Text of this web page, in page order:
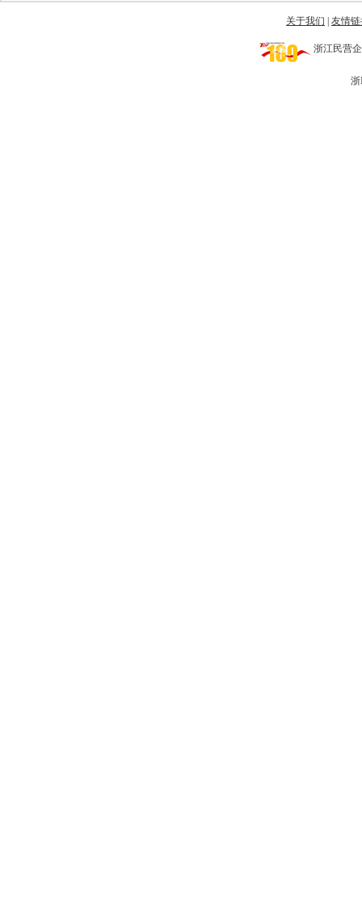
关于我们 友情
浙江民营
浙